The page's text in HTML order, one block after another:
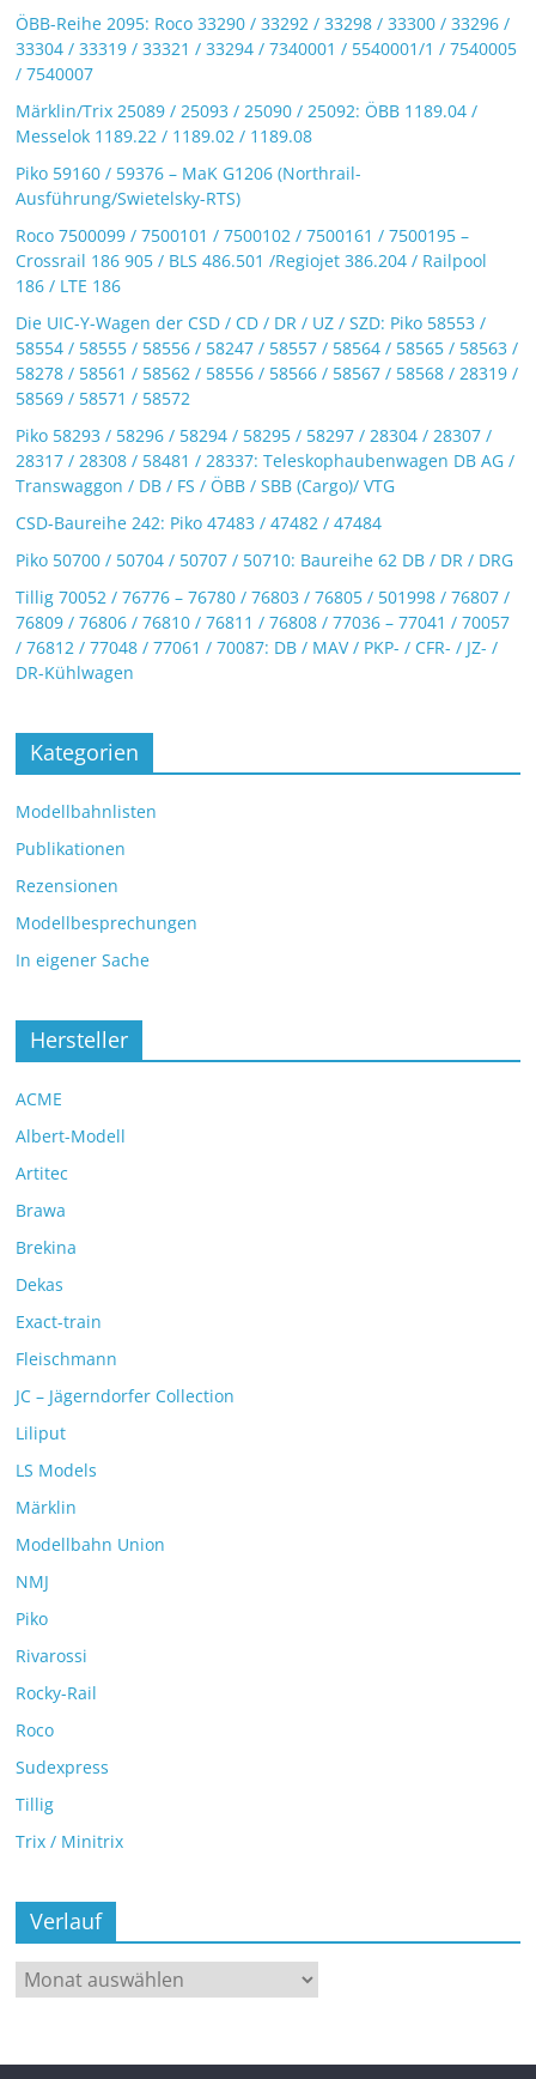
ÖBB-Reihe 2095: Roco 33290 / 33292 / 33298 / 33300 / 33296 /
33304 / 33319 / 33321 / 33294 / 7340001 / 5540001/1 / 7540005
/ 7540007
Märklin/Trix 25089 / 25093 / 25090 / 25092: ÖBB 1189.04 /
Messelok 1189.22 / 1189.02 / 1189.08
Piko 59160 / 59376 – MaK G1206 (Northrail-
Ausführung/Swietelsky-RTS)
Roco 7500099 / 7500101 / 7500102 / 7500161 / 7500195 –
Crossrail 186 905 / BLS 486.501 /Regiojet 386.204 / Railpool
186 / LTE 186
Die UIC-Y-Wagen der CSD / CD / DR / UZ / SZD: Piko 58553 /
58554 / 58555 / 58556 / 58247 / 58557 / 58564 / 58565 / 58563 /
58278 / 58561 / 58562 / 58556 / 58566 / 58567 / 58568 / 28319 /
58569 / 58571 / 58572
Piko 58293 / 58296 / 58294 / 58295 / 58297 / 28304 / 28307 /
28317 / 28308 / 58481 / 28337: Teleskophaubenwagen DB AG /
Transwaggon / DB / FS / ÖBB / SBB (Cargo)/ VTG
CSD-Baureihe 242: Piko 47483 / 47482 / 47484
Piko 50700 / 50704 / 50707 / 50710: Baureihe 62 DB / DR / DRG
Tillig 70052 / 76776 – 76780 / 76803 / 76805 / 501998 / 76807 /
76809 / 76806 / 76810 / 76811 / 76808 / 77036 – 77041 / 70057
/ 76812 / 77048 / 77061 / 70087: DB / MAV / PKP- / CFR- / JZ- /
DR-Kühlwagen
Kategorien
Modellbahnlisten
Publikationen
Rezensionen
Modellbesprechungen
In eigener Sache
Hersteller
ACME
Albert-Modell
Artitec
Brawa
Brekina
Dekas
Exact-train
Fleischmann
JC – Jägerndorfer Collection
Liliput
LS Models
Märklin
Modellbahn Union
NMJ
Piko
Rivarossi
Rocky-Rail
Roco
Sudexpress
Tillig
Trix / Minitrix
Verlauf